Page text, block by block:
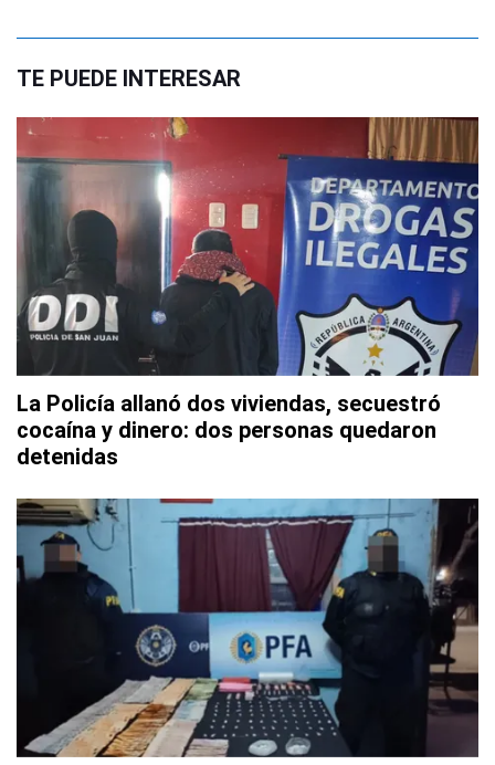
TE PUEDE INTERESAR
La Policía allanó dos viviendas, secuestró
cocaína y dinero: dos personas quedaron
detenidas